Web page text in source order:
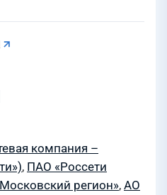
компания –
, ПАО «Россети
регион», АО